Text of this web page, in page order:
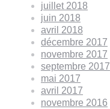
juillet 2018
juin 2018
avril 2018
décembre 2017
novembre 2017
septembre 2017
mai 2017
avril 2017
novembre 2016